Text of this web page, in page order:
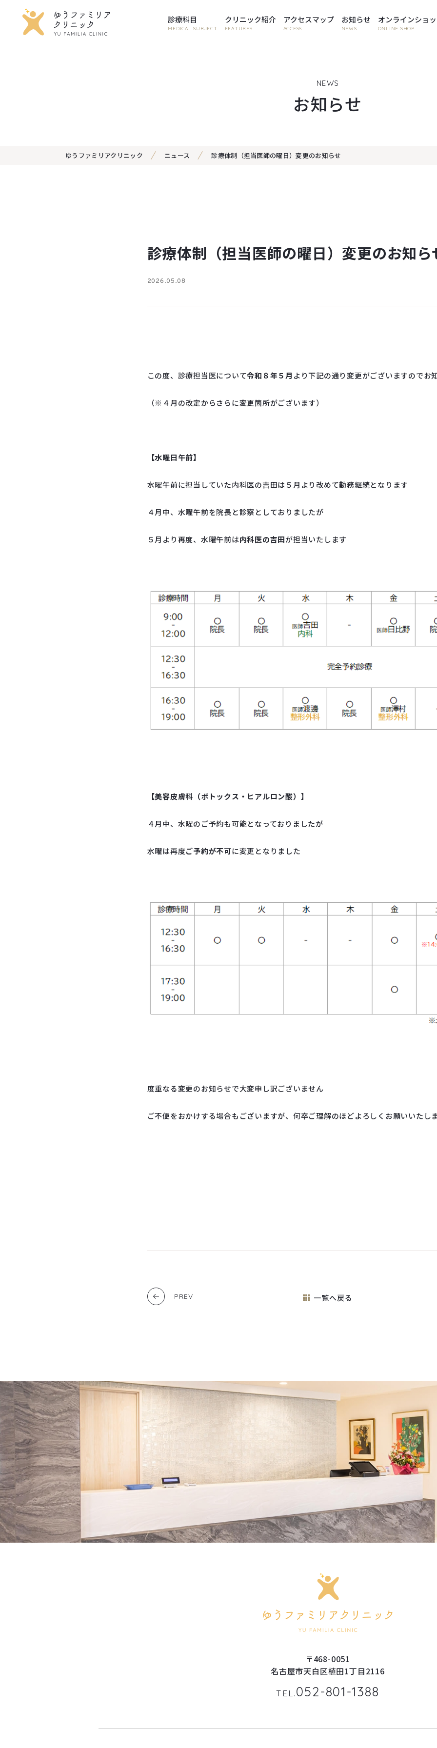
診療科目
MEDICAL SUBJECT
クリニック紹介
FEATURES
アクセスマップ
ACCESS
お知らせ
NEWS
オンラインショ
ONLINE SHOP
NEWS
お知らせ
ゆうファミリアクリニック ニュース 診療体制（担当医師の曜日）変更のお知らせ
診療体制（担当医師の曜日）変更のお知ら
2026.05.08
この度、診療担当医について令和８年５月 より下記の通り変更がございますのでお
（※４月の改定からさらに変更箇所がございます）
【水曜日午前】
水曜午前に担当していた内科医の吉田は５月より改めて勤務継続となります
４月中、水曜午前を院長と診察としておりましたが
５月より再度、水曜午前は内科医の吉田が担当いたします
【美容皮膚科（ボトックス・ヒアルロン酸）】
４月中、水曜のご予約も可能となっておりましたが
水曜は再度ご予約が不可に変更となりました
度重なる変更のお知らせで大変申し訳ございません
ご不便をおかけする場合もございますが、何卒ご理解のほどよろしくお願いいたし
一覧へ戻る
PREV
〒468-0051
名古屋市天白区植田1丁目2116
TEL.052-801-1388